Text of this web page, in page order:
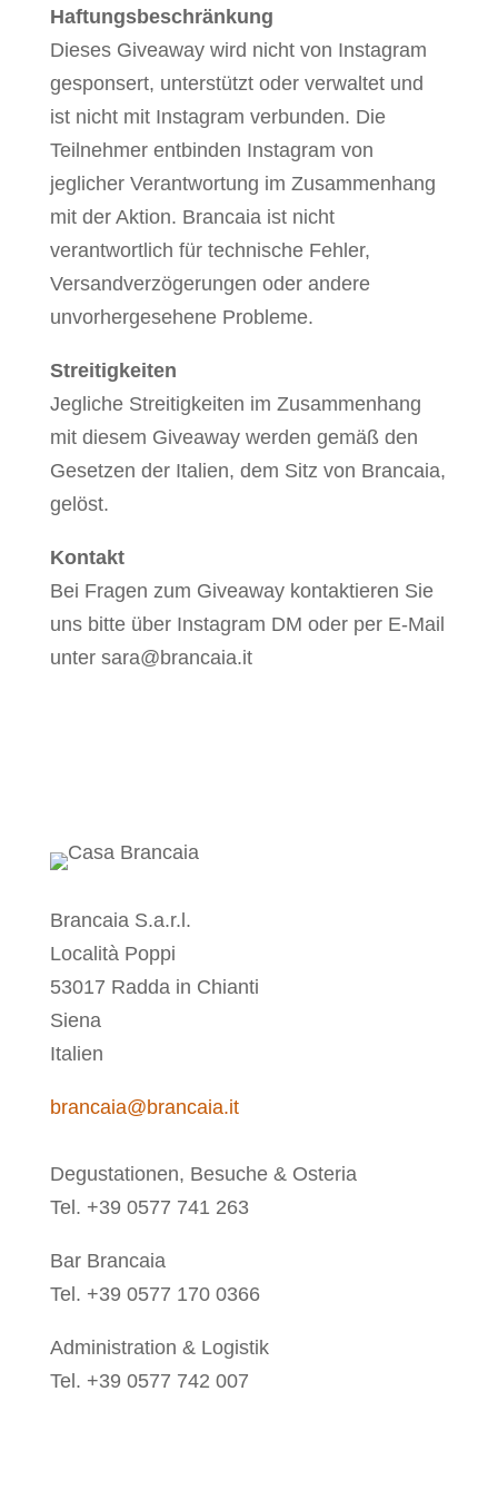
Haftungsbeschränkung
Dieses Giveaway wird nicht von Instagram
gesponsert, unterstützt oder verwaltet und
ist nicht mit Instagram verbunden. Die
Teilnehmer entbinden Instagram von
jeglicher Verantwortung im Zusammenhang
mit der Aktion. Brancaia ist nicht
verantwortlich für technische Fehler,
Versandverzögerungen oder andere
unvorhergesehene Probleme.
Streitigkeiten
Jegliche Streitigkeiten im Zusammenhang
mit diesem Giveaway werden gemäß den
Gesetzen der Italien, dem Sitz von Brancaia,
gelöst.
Kontakt
Bei Fragen zum Giveaway kontaktieren Sie
uns bitte über Instagram DM oder per E-Mail
unter sara@brancaia.it
Brancaia S.a.r.l.
Località Poppi
53017 Radda in Chianti
Siena
Italien
brancaia@brancaia.it
Degustationen, Besuche & Osteria
Tel. +39 0577 741 263
Bar Brancaia
Tel. +39 0577 170 0366
Administration & Logistik
Tel. +39 0577 742 007